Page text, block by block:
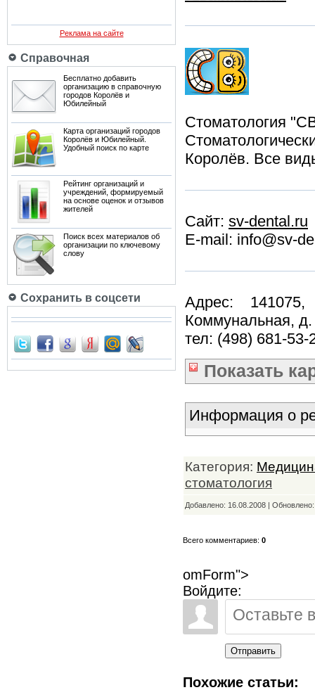
Реклама на сайте
Справочная
Бесплатно добавить
организацию в справочную
городов Королёв и
Юбилейный
Карта организаций городов
Королёв и Юбилейный.
Удобный поиск по карте
Рейтинг организаций и
учреждений, формируемый
на основе оценок и отзывов
жителей
Поиск всех материалов об
организации по ключевому
слову
Сохранить в соцсети
Стоматология
Королёв. Все
Сайт: sv-dental.ru
E-mail: info@sv-
Адрес:
Коммунальная, д.
тел: (498) 681-
Показать
Информация о
Категория:
стоматология
Добавлено: 16.08.2008 |
Всего комментариев: 0
omForm">
Войдите:
Отправить
Похожие статьи: